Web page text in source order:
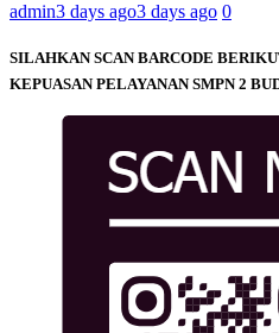
admin3 days ago3 days ago 0
SILAHKAN SCAN BARCODE
KEPUASAN PELAYANAN SMPN 2